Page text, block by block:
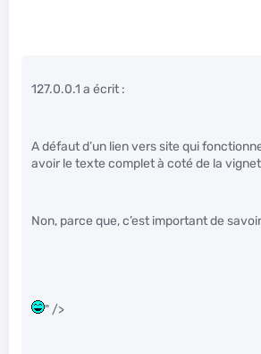
127.0.0.1 a écrit :
A défaut d’un lien vers site qui
avoir le texte complet à coté de la
Non, parce que, c’est important de
" />